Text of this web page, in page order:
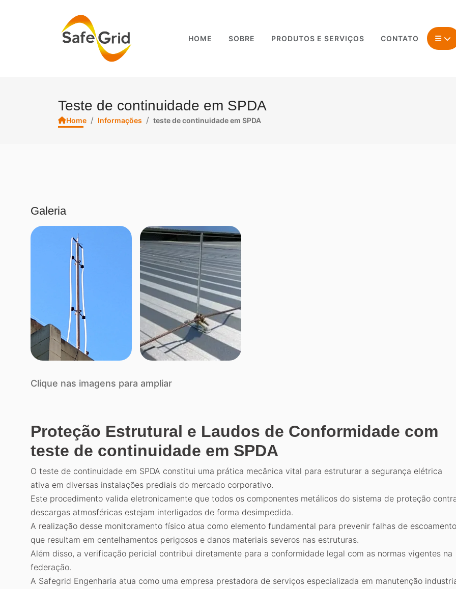
HOME SOBRE PRODUTOS E SERVIÇOS CONTATO
Teste de continuidade em SPDA
Home / Informações / teste de continuidade em SPDA
Galeria
Clique nas imagens para ampliar
Proteção Estrutural e Laudos de Conformidade com
teste de continuidade em SPDA
O teste de continuidade em SPDA constitui uma prática mecânica vital para estruturar a segurança elétrica
ativa em diversas instalações prediais do mercado corporativo.
Este procedimento valida eletronicamente que todos os componentes metálicos do sistema de proteção
descargas atmosféricas estejam interligados de forma desimpedida.
A realização desse monitoramento físico atua como elemento fundamental para prevenir falhas de escoamento
que resultam em centelhamentos perigosos e danos materiais severos nas estruturas.
Além disso, a verificação pericial contribui diretamente para a conformidade legal com as normas vigentes na
federação.
A Safegrid Engenharia atua como uma empresa prestadora de serviços especializada em manutenção